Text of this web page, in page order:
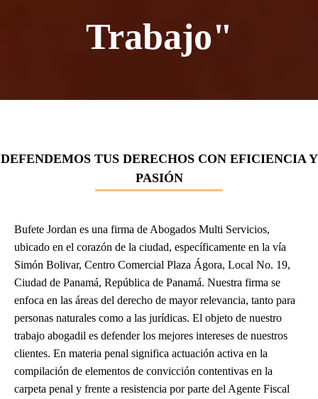
Trabajo"
DEFENDEMOS TUS DERECHOS CON EFICIENCIA Y
PASIÓN
Bufete Jordan es una firma de Abogados Multi Servicios,
ubicado en el corazón de la ciudad, específicamente en la vía
Simón Bolivar, Centro Comercial Plaza Ágora, Local No. 19,
Ciudad de Panamá, República de Panamá. Nuestra firma se
enfoca en las áreas del derecho de mayor relevancia, tanto para
personas naturales como a las jurídicas. El objeto de nuestro
trabajo abogadil es defender los mejores intereses de nuestros
clientes. En materia penal significa actuación activa en la
compilación de elementos de convicción contentivas en la
carpeta penal y frente a resistencia por parte del Agente Fiscal